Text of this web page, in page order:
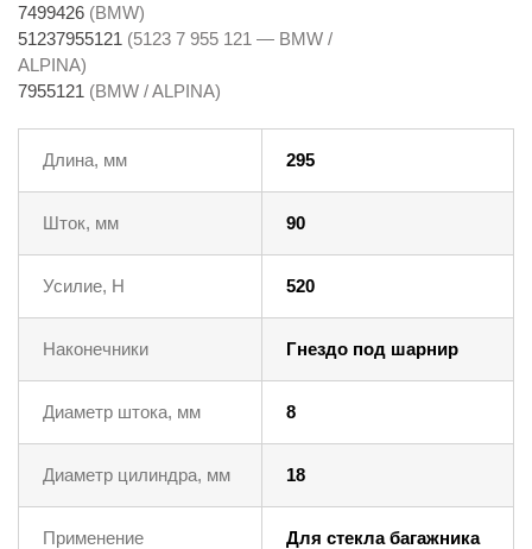
7499426 (BMW)
51237955121 (5123 7 955 121 — BMW /
ALPINA)
7955121 (BMW / ALPINA)
Длина, мм 295
Шток, мм 90
Усилие, Н 520
Наконечники Гнездо под шарнир
Диаметр штока, мм 8
Диаметр цилиндра, мм 18
Применение Для стекла багажника